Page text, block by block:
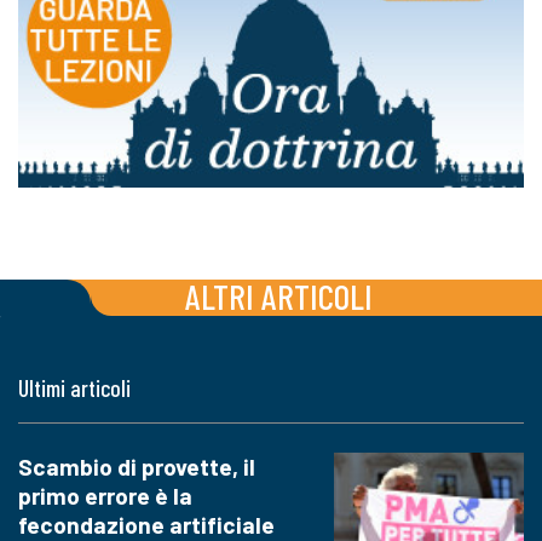
ALTRI ARTICOLI
Ultimi articoli
Scambio di provette, il
primo errore è la
fecondazione artificiale